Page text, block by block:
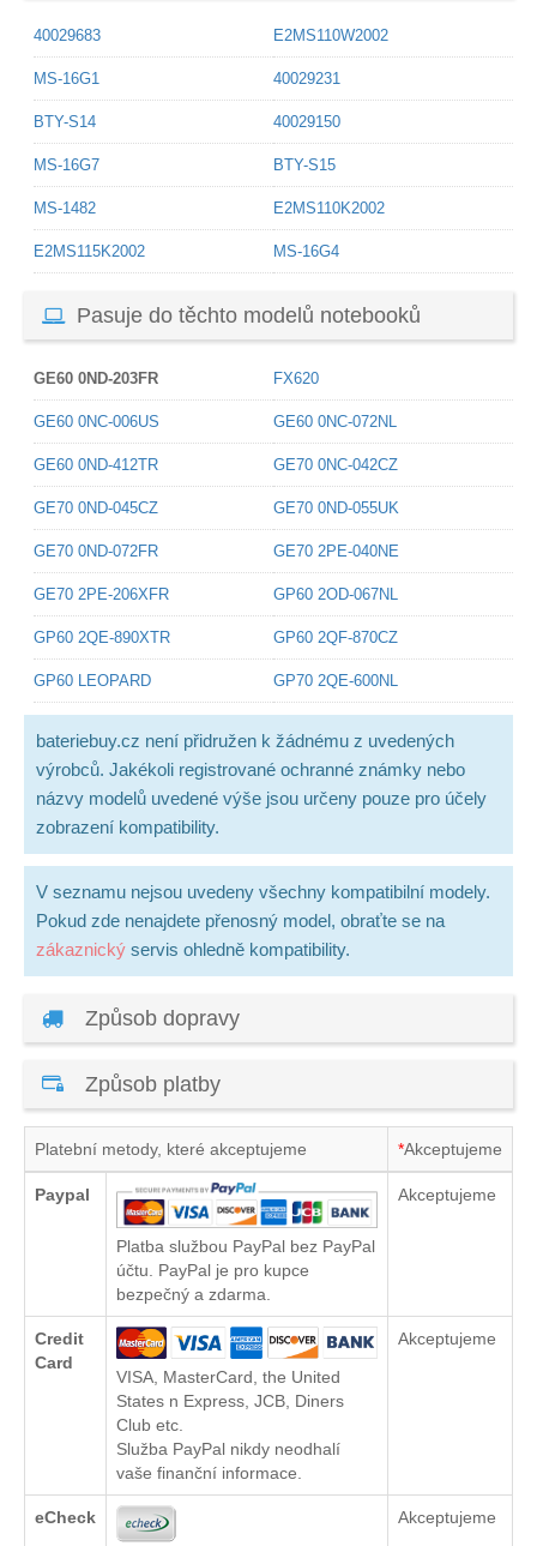
40029683 E2MS110W2002
MS-16G1 40029231
BTY-S14 40029150
MS-16G7 BTY-S15
MS-1482 E2MS110K2002
E2MS115K2002 MS-16G4
Pasuje do těchto modelů notebooků
GE60 0ND-203FR FX620
GE60 0NC-006US GE60 0NC-072NL
GE60 0ND-412TR GE70 0NC-042CZ
GE70 0ND-045CZ GE70 0ND-055UK
GE70 0ND-072FR GE70 2PE-040NE
GE70 2PE-206XFR GP60 2OD-067NL
GP60 2QE-890XTR GP60 2QF-870CZ
GP60 LEOPARD GP70 2QE-600NL
bateriebuy.cz není přidružen k žádnému z uvedených
výrobců. Jakékoli registrované ochranné známky nebo
názvy modelů uvedené výše jsou určeny pouze pro účely
zobrazení kompatibility.
V seznamu nejsou uvedeny všechny kompatibilní modely.
Pokud zde nenajdete přenosný model, obraťte se na
zákaznický servis ohledně kompatibility.
Způsob dopravy
Způsob platby
Platební metody, které akceptujeme *Akceptujeme
Paypal
Platba službou PayPal bez PayPal
účtu. PayPal je pro kupce
bezpečný a zdarma.
Akceptujeme
Credit
Card
VISA, MasterCard, the United
States n Express, JCB, Diners
Club etc.
Služba PayPal nikdy neodhalí
vaše finanční informace.
Akceptujeme
eCheck Akceptujeme